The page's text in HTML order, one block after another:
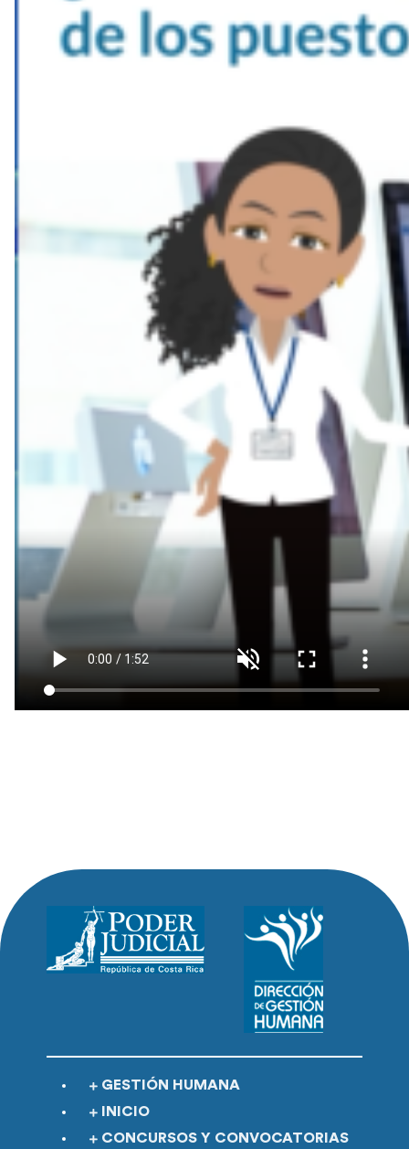
GESTIÓN HUMANA
INICIO
CONCURSOS Y CONVOCATORIAS